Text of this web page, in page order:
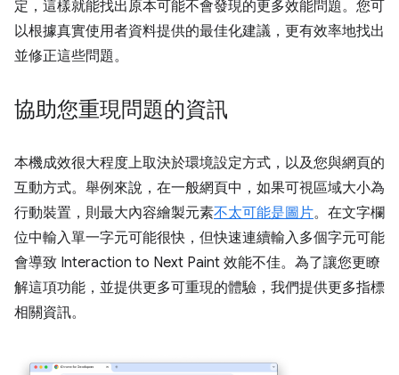
定，這樣就能找出原本可能不會發現的更多效能問題。您可
以根據真實使用者資料提供的最佳化建議，更有效率地找出
並修正這些問題。
協助您重現問題的資訊
本機成效很大程度上取決於環境設定方式，以及您與網頁的
互動方式。舉例來說，在一般網頁中，如果可視區域大小為
行動裝置，則最大內容繪製元素不太可能是圖片。在文字欄
位中輸入單一字元可能很快，但快速連續輸入多個字元可能
會導致 Interaction to Next Paint 效能不佳。為了讓您更瞭
解這項功能，並提供更多可重現的體驗，我們提供更多指標
相關資訊。